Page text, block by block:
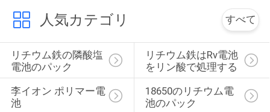
人気カテゴリ すべて
リチウム鉄の隣酸塩
電池のパック
リチウム鉄はRv電池
をリン酸で処理する
李イオン ポリマー電
池
18650のリチウム電
池のパック